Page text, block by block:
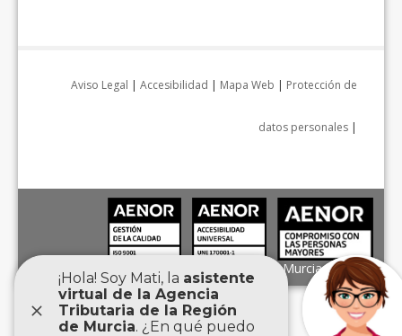
Aviso Legal | Accesibilidad | Mapa Web | Protección de
datos personales |
Agencia Tributaria de la Región de Murcia